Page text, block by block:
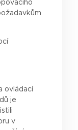
ovládací
je
v